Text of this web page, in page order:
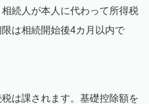
続人が本人に代わって所得税
は相続開始後4カ月以内で
は課されます。基礎控除額を